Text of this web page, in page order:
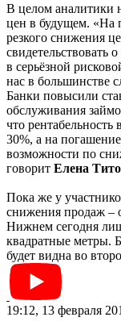
В целом аналитики
цен в будущем. «На
резкого снижения
свидетельствовать
в серьёзной
нас в большинстве
Банки повысили
обслуживания
что рентабельность
30%, а на
возможности по
говорит Елена
Пока же у
снижения продаж –
Нижнем сегодня
квадратные метры.
будет видна во
19:12, 13 февраля